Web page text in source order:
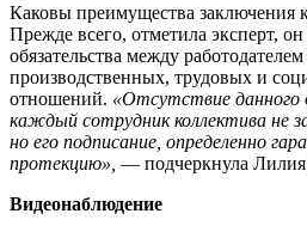
Каковы преимущества заключения
Прежде всего, отметила эксперт,
обязательства между
производственных, трудовых и
отношений. «Отсутствие данного
каждый сотрудник коллектива не
но его подписание, определенно
протекцию», — подчеркнула
Видеонаблюдение